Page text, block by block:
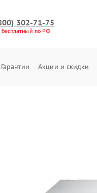
302-71-75
бесплатный по РФ
Гарантии Акции и скидки